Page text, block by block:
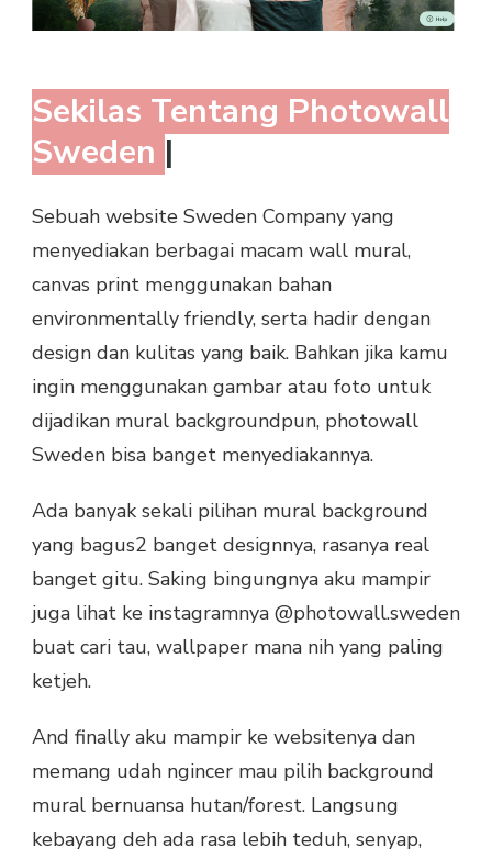
Sekilas Tentang Photowall
Sweden |
Sebuah website Sweden Company yang
menyediakan berbagai macam wall mural,
canvas print menggunakan bahan
environmentally friendly, serta hadir dengan
design dan kulitas yang baik. Bahkan jika kamu
ingin menggunakan gambar atau foto untuk
dijadikan mural backgroundpun, photowall
Sweden bisa banget menyediakannya.
Ada banyak sekali pilihan mural background
yang bagus2 banget designnya, rasanya real
banget gitu. Saking bingungnya aku mampir
juga lihat ke instagramnya @photowall.sweden
buat cari tau, wallpaper mana nih yang paling
ketjeh.
And finally aku mampir ke websitenya dan
memang udah ngincer mau pilih background
mural bernuansa hutan/forest. Langsung
kebayang deh ada rasa lebih teduh, senyap,